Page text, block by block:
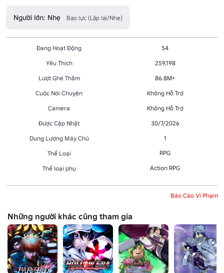
Người lớn: Nhẹ Bạo lực (Lặp lại/Nhẹ)
Đang Hoạt Động
54
Yêu Thích
259,198
Lượt Ghé Thăm
86.8M+
Cuộc Nói Chuyện
Không Hỗ Trợ
Camera
Không Hỗ Trợ
Được Cập Nhật
30/7/2026
Dung Lượng Máy Chủ
1
Thể Loại
RPG
Thể loại phụ Action RPG
Báo Cáo Vi Phạm
Những người khác cũng tham gia